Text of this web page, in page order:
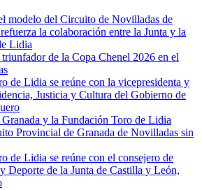
modelo del Circuito de Novilladas de
la colaboración entre la Junta y la
Lidia
de la Copa Chenel 2026 en el
de Lidia se reúne con la vicepresidenta y
Justicia y Cultura del Gobierno de
y la Fundación Toro de Lidia
Provincial de Granada de Novilladas sin
de Lidia se reúne con el consejero de
Deporte de la Junta de Castilla y León,